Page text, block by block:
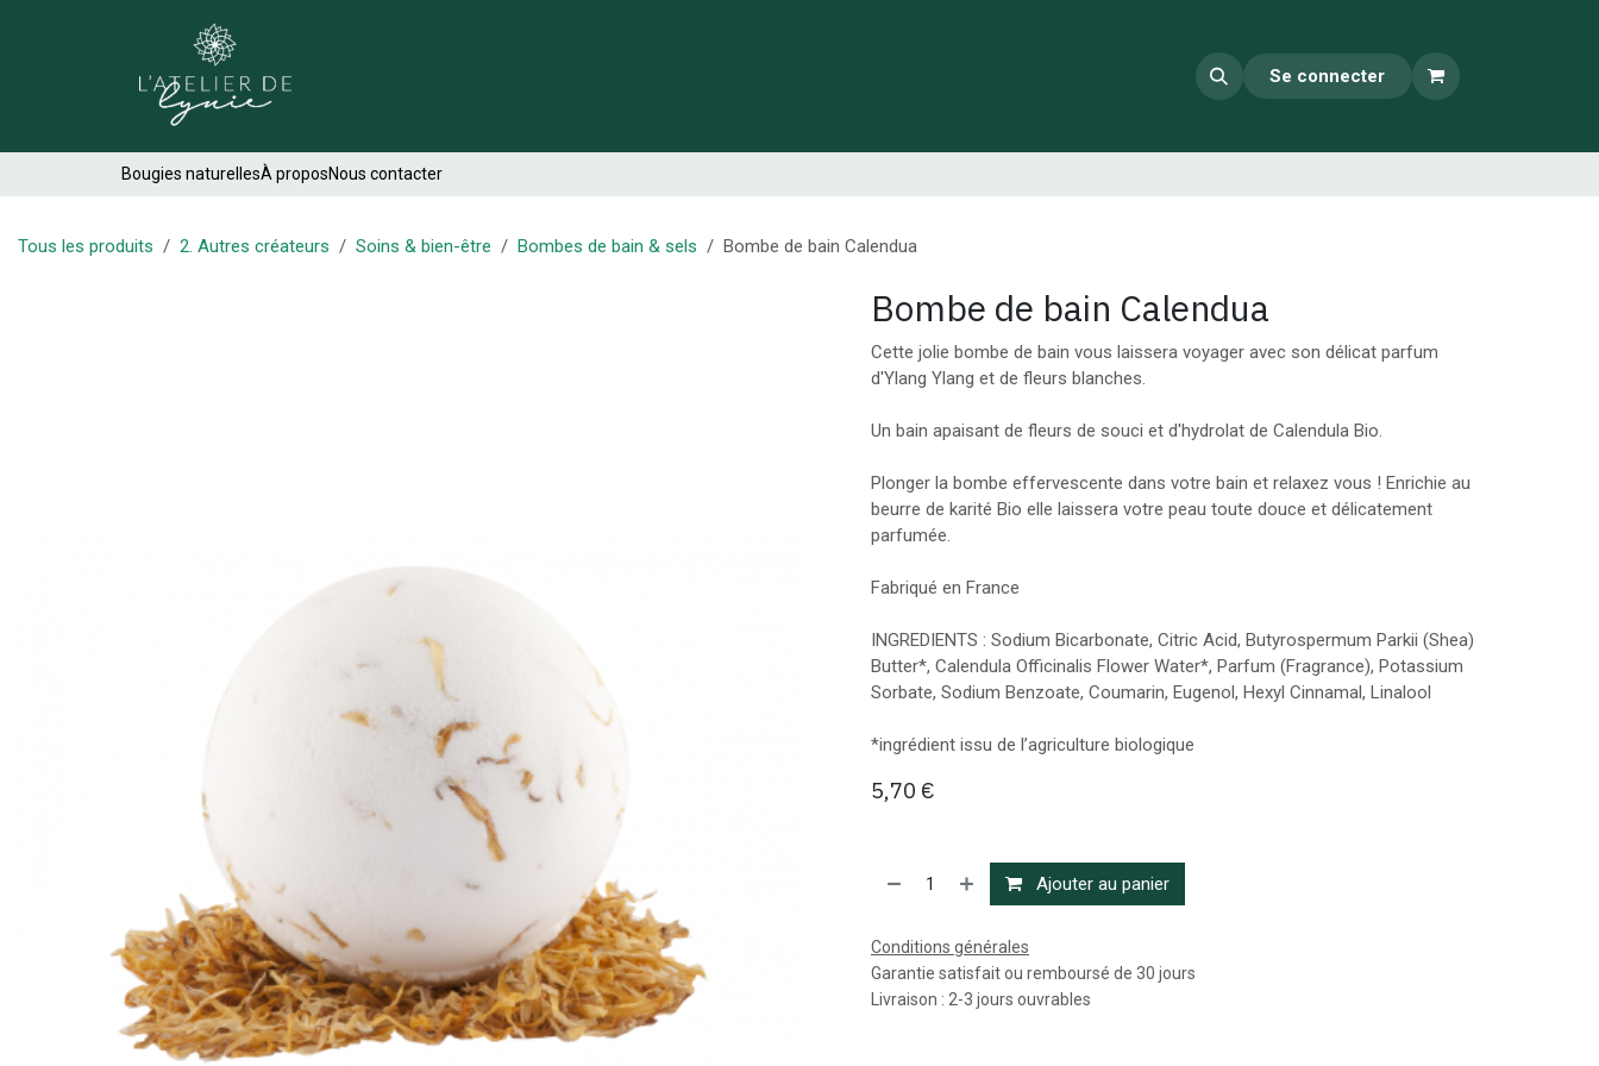
Se connecter
Bougies naturellesÀ proposNous contacter
Tous les produits 2. Autres créateurs Soins & bien-être Bombes de bain & sels Bombe de bain Calendua
Bombe de bain Calendua
Cette jolie bombe de bain vous laissera voyager avec son délicat parfum
d'Ylang Ylang et de fleurs blanches.
Un bain apaisant de fleurs de souci et d'hydrolat de Calendula Bio.
Plonger la bombe effervescente dans votre bain et relaxez vous ! Enrichie au
beurre de karité Bio elle laissera votre peau toute douce et délicatement
parfumée.
Fabriqué en France
INGREDIENTS : Sodium Bicarbonate, Citric Acid, Butyrospermum Parkii (Shea)
Butter*, Calendula Officinalis Flower Water*, Parfum (Fragrance), Potassium
Sorbate, Sodium Benzoate, Coumarin, Eugenol, Hexyl Cinnamal, Linalool
*ingrédient issu de l’agriculture biologique
5,70 €
Ajouter au panier
Conditions générales
Garantie satisfait ou remboursé de 30 jours
Livraison : 2-3 jours ouvrables